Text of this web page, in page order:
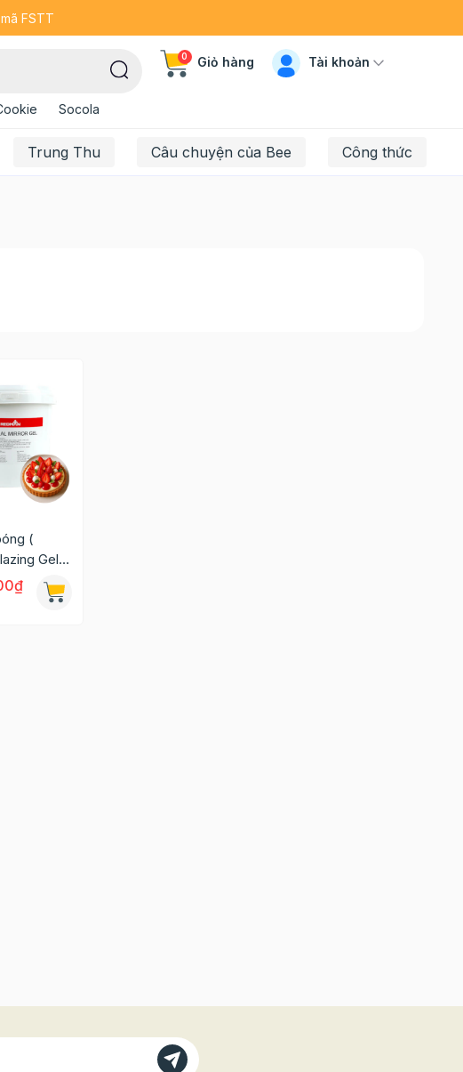
FSTT
Socola
0 Giỏ hàng Tài khoản
Trung Thu Câu chuyện của Bee Công thức
(
Gel)